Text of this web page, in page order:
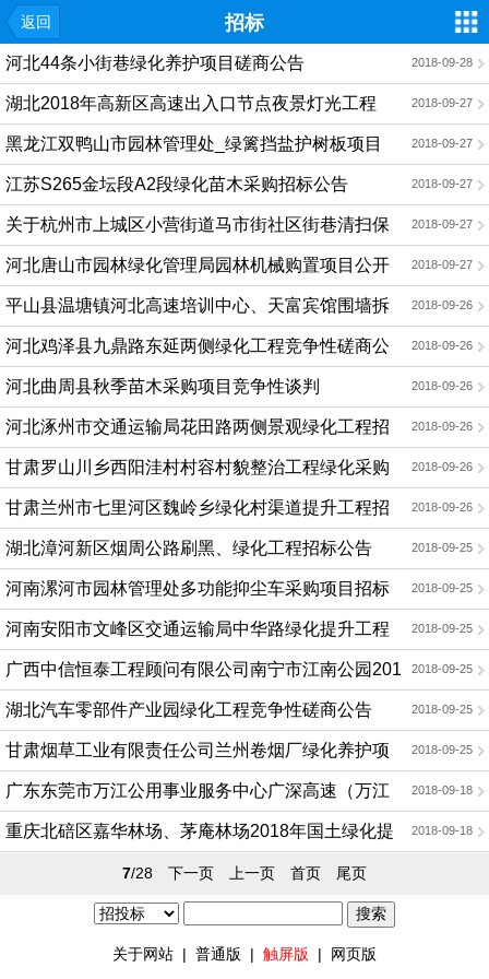
返回 招标
2018-09-28
河北44条小街巷绿化养护项目磋商公告
2018-09-27
湖北2018年高新区高速出入口节点夜景灯光工程
（金宝乐器钢琴厂绿地、高速匝道绿化带及高速立交）采购
公告
2018-09-27
黑龙江双鸭山市园林管理处_绿篱挡盐护树板项目
2018-09-27
江苏S265金坛段A2段绿化苗木采购招标公告
2018-09-27
关于杭州市上城区小营街道马市街社区街巷清扫保
洁（含绿化带）、垃圾分类、准物业管理作业项目的公开招
标公告[浙江五洲工程项目管理有限公司]
2018-09-27
河北唐山市园林绿化管理局园林机械购置项目公开
招标公告 2018-09-26
平山县温塘镇河北高速培训中心、天富宾馆围墙拆
除绿化提升工程竞争性谈判公告 2018-09-26
河北鸡泽县九鼎路东延两侧绿化工程竞争性磋商公
告 2018-09-26
河北曲周县秋季苗木采购项目竞争性谈判
2018-09-26
河北涿州市交通运输局花田路两侧景观绿化工程招
标公告 2018-09-26
甘肃罗山川乡西阳洼村村容村貌整治工程绿化采购
项目询价公告 2018-09-26
甘肃兰州市七里河区魏岭乡绿化村渠道提升工程招
标公告 2018-09-25
湖北漳河新区烟周公路刷黑、绿化工程招标公告
2018-09-25
河南漯河市园林管理处多功能抑尘车采购项目招标
公告 2018-09-25
河南安阳市文峰区交通运输局中华路绿化提升工程
磋商公告 2018-09-25
广西中信恒泰工程顾问有限公司南宁市江南公园201
8-2019年度绿化养护服务采购公开招标公告 2018-09-25
湖北汽车零部件产业园绿化工程竞争性磋商公告
2018-09-25
甘肃烟草工业有限责任公司兰州卷烟厂绿化养护项
目招标公告 2018-09-18
广东东莞市万江公用事业服务中心广深高速（万江
段）流涌尾片区绿化苗木购置项目公开招标公告 2018-09-18
重庆北碚区嘉华林场、茅庵林场2018年国土绿化提
升行动采伐修枝等森林抚育服务采购(18C0085，18C0086)
7/28 下一页 上一页 首页 尾页
关于网站 | 普通版 | 触屏版 | 网页版